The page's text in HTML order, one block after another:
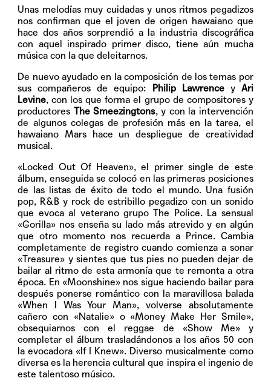
Unas melodías muy cuidadas y unos ritmos pegadizos
nos confirman que el joven de origen hawaiano que
hace dos años sorprendió a la industria discográfica
con aquel inspirado primer disco, tiene aún mucha
música con la que deleitarnos.
De nuevo ayudado en la composición de los temas por
sus compañeros de equipo:
Philip Lawrencey Ari
Levine, con los que forma el grupo de compositores y
productores The Smeezingtons, y con la intervención
de algunos colegas de profesión más en la tarea, el
hawaiano Mars hace un despliegue de creatividad
musical.
«Locked Out Of Heaven», el primer single de este
álbum, enseguida se colocó en las primeras posiciones
de las listas de éxito de todo el mundo. Una fusión
pop, R&B y rock de estribillo pegadizo con un sonido
que evoca al veterano grupo The Police. La sensual
«Gorilla» nos enseña su lado más atrevido y en algún
que otro momento nos recuerda a Prince. Cambia
completamente de registro cuando comienza a sonar
«Treasure» y sientes que tus pies no pueden dejar de
bailar al ritmo de esta armonía que te remonta a otra
época. En «Moonshine» nos sigue haciendo bailar para
después ponerse romántico con la maravillosa balada
«When I Was Your Man», volverse absolutamente
cañero con «Natalie» o «Money Make Her Smile»,
obsequiarnos con el reggae de «Show Me» y
completar el álbum trasladándonos a los años 50 con
la evocadora «If I Knew». Diverso musicalmente como
diversa es la herencia cultural que inspira el ingenio de
este talentoso músico.